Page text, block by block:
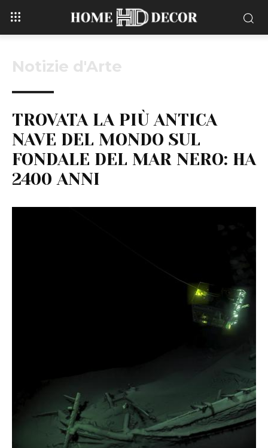
Notizie d'Arte
TROVATA LA PIÙ ANTICA
NAVE DEL MONDO SUL
FONDALE DEL MAR NERO: HA
2400 ANNI